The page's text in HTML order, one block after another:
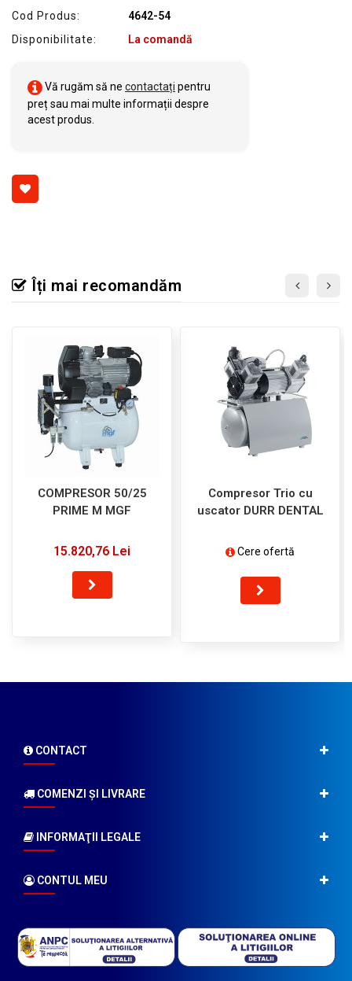
Cod Produs:
4642-54
Disponibilitate:
La comandă
Vă rugăm să ne contactați pentru
preț sau mai multe informații despre
acest produs.
Îți mai recomandăm
COMPRESOR 50/25
PRIME M MGF
15.820,76 Lei
Compresor Trio cu
uscator DURR DENTAL
Cere ofertă
CONTACT
COMENZI ŞI LIVRARE
INFORMAŢII LEGALE
CONTUL MEU